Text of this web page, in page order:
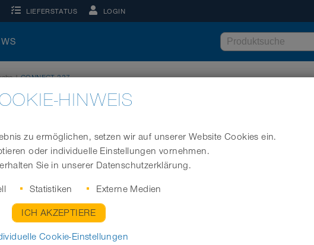
LIEFERSTATUS LOGIN
| CONNECT 227
Muffe für EVA Schläuche
passend zu Schlauch Ø -Innen
HINWEIS
zu ermöglichen, setzen wir auf unserer Website Cookies ein.
oder individuelle Einstellungen vornehmen.
Sie in unserer Datenschutzerklärung.
Statistiken Externe Medien
ICH AKZEPTIERE
Cookie-Einstellungen